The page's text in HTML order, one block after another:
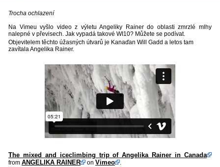
Trocha ochlazení
Na Vimeu vyšlo video z výletu Angeliky Rainer do oblasti zmrzlé mlhy
nalepné v převisech. Jak vypadá takové WI10? Můžete se podívat.
Objevitelem těchto úžasných útvarů je Kanaďan Will Gadd a letos tam
zavítala Angelika Rainer.
The mixed and iceclimbing trip of Angelika Rainer in Canada
from ANGELIKA RAINER on Vimeo .